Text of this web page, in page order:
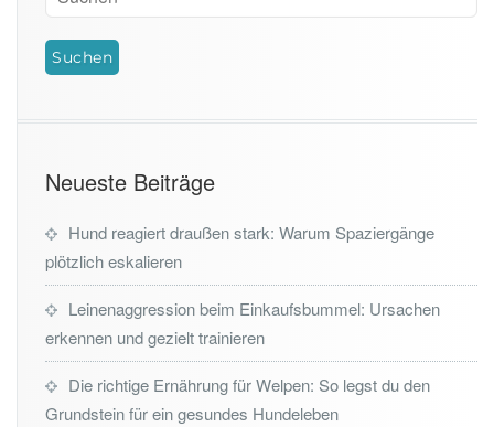
Neueste Beiträge
Hund reagiert draußen stark: Warum Spaziergänge
plötzlich eskalieren
Leinenaggression beim Einkaufsbummel: Ursachen
erkennen und gezielt trainieren
Die richtige Ernährung für Welpen: So legst du den
Grundstein für ein gesundes Hundeleben